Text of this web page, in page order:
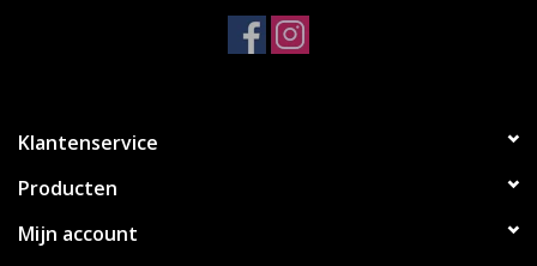
Klantenservice
Producten
Mijn account